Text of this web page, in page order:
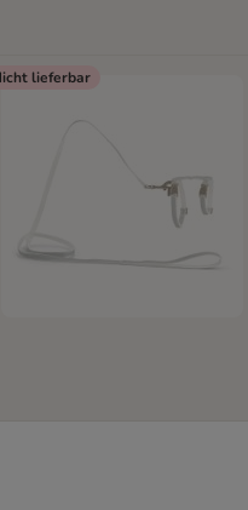
lieferbar